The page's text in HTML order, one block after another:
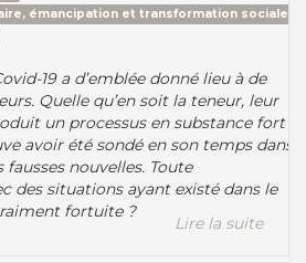
émancipation et transformation sociale
19 a d’emblée donné lieu à de
Quelle qu’en soit la teneur, leur
un processus en substance fort
avoir été sondé en son temps dans
fausses nouvelles. Toute
des situations ayant existé dans le
fortuite ?
Lire la suite